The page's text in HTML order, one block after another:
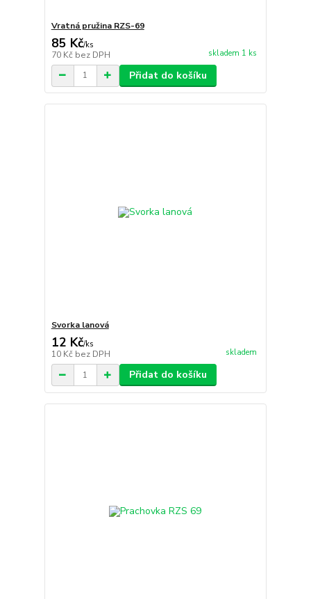
Vratná pružina RZS-69
85 Kč/ks
70 Kč bez DPH skladem 1 ks
Přidat do košíku
Svorka lanová
12 Kč/ks
10 Kč bez DPH skladem
Přidat do košíku